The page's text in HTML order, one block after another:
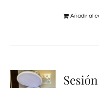
Añadir al